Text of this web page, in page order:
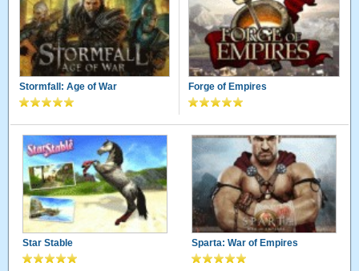
Stormfall: Age of War Forge of Empires
Star Stable Sparta: War of Empires